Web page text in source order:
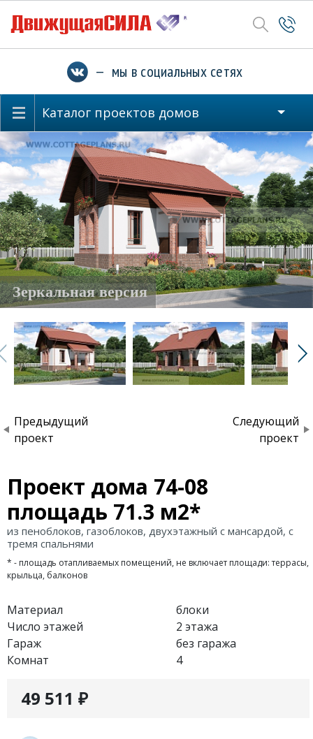
— мы в социальных сетях
Каталог проектов домов
Зеркальная версия
Предыдущий
проект
Следующий
проект
Проект дома 74-08
площадь 71.3 м2*
из пеноблоков, газоблоков, двухэтажный с мансардой, с
тремя спальнями
* - площадь отапливаемых помещений, не включает площади: террасы,
крыльца, балконов
Материал
блоки
Число этажей
2 этажа
Гараж
без гаража
Комнат
4
49 511 ₽